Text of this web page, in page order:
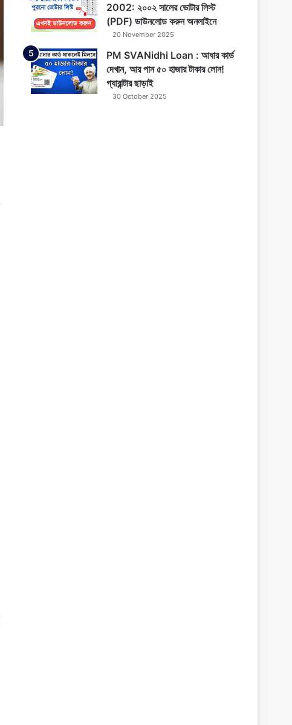
2002: ২০০২ সালের ভোটার লিস্ট
(PDF) ডাউনলোড করুন অনলাইনে
20 November 2025
PM SVANidhi Loan : আধার কার্ড
দেখান, আর পান ৫০ হাজার টাকার লোন!
গ্যারান্টার ছাড়াই
30 October 2025